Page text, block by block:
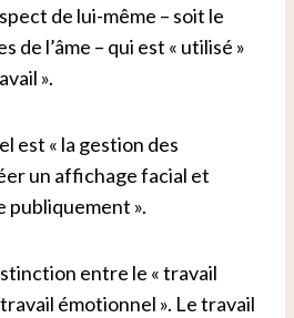
de lui-même – soit le
de l’âme – qui est « utilisé »
».
est « la gestion des
un affichage facial et
publiquement ».
entre le « travail
émotionnel ». Le travail